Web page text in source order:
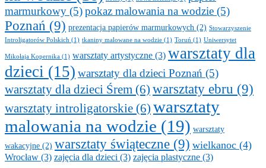
marmurkowy (5)pokaz malowania na wodzie (5)
Poznań (9) prezentacja papierów marmurkowych (2) Stowarzyszenie
Introligatorów Polskich (1) tkaniny malowane na wodzie (1) Toruń (1) Uniwersytet
Mikołaja Kopernika (1) warsztaty artystyczne (3) warsztaty dla
dzieci (15) warsztaty dla dzieci Poznań (5)
warsztaty dla dzieci Śrem (6) warsztaty ebru (9)
warsztaty introligatorskie (6) warsztaty
malowania na wodzie (19) warsztaty
wakacyjne (2) warsztaty świąteczne (9) wielkanoc (4)
Wrocław (3) zajęcia dla dzieci (3) zajęcia plastyczne (3)